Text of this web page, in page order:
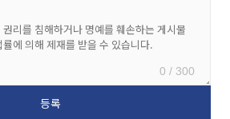
0 / 300